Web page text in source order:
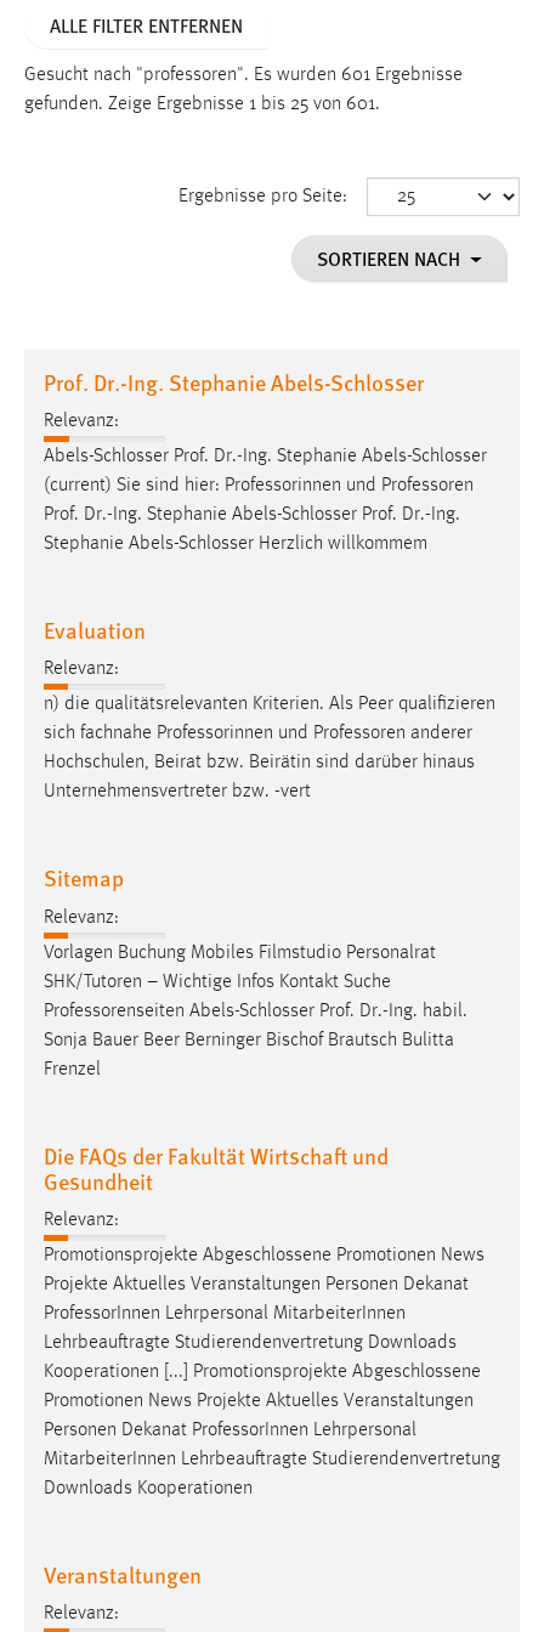
ALLE FILTER ENTFERNEN
Gesucht nach "professoren". Es wurden 601 Ergebnisse
gefunden. Zeige Ergebnisse 1 bis 25 von 601.
Ergebnisse pro Seite:
SORTIEREN NACH
Prof. Dr.-Ing. Stephanie Abels-Schlosser
Relevanz:
Abels-Schlosser Prof. Dr.-Ing. Stephanie Abels-Schlosser
(current) Sie sind hier: Professorinnen und Professoren
Prof. Dr.-Ing. Stephanie Abels-Schlosser Prof. Dr.-Ing.
Stephanie Abels-Schlosser Herzlich willkommem
Evaluation
Relevanz:
n) die qualitätsrelevanten Kriterien. Als Peer qualifizieren
sich fachnahe Professorinnen und Professoren anderer
Hochschulen, Beirat bzw. Beirätin sind darüber hinaus
Unternehmensvertreter bzw. -vert
Sitemap
Relevanz:
Vorlagen Buchung Mobiles Filmstudio Personalrat
SHK/Tutoren – Wichtige Infos Kontakt Suche
Professorenseiten Abels-Schlosser Prof. Dr.-Ing. habil.
Sonja Bauer Beer Berninger Bischof Brautsch Bulitta
Frenzel
Die FAQs der Fakultät Wirtschaft und
Gesundheit
Relevanz:
Promotionsprojekte Abgeschlossene Promotionen News
Projekte Aktuelles Veranstaltungen Personen Dekanat
Professor Innen Lehrpersonal MitarbeiterInnen
Lehrbeauftragte Studierendenvertretung Downloads
Kooperationen [...] Promotionsprojekte Abgeschlossene
Promotionen News Projekte Aktuelles Veranstaltungen
Personen Dekanat Professor Innen Lehrpersonal
MitarbeiterInnen Lehrbeauftragte Studierendenvertretung
Downloads Kooperationen
Veranstaltungen
Relevanz:
Name:
Dieser Cookie speichert die ausgewählten Einverständnis-
Performance
Name:
staticfilecache
Zweck:
Für performante Seitenauslieferung wird in diesem Cookie
gespeichert, ob man eingeloggt ist.
Name:
site-language-preference
Zweck:
Das Cookie speichert die gewählte Sprache der Website.
Cookie Laufzeit:
Chat
Name:
MibewSessionID, MIBEW_UserID, mibew_locale, mibew-
chat-frame-style-5e9dbeb1811c0446
Zweck:
Wird benötigt um die Chatfunktion nutzen zu können.
5e9dbeb1811c0446 = Sitzungslaufzeit, mibew_locale = 3
Jahre, MIBEW_UserID = 1 Jahr
Login
Name:
fe_user, be_user, be_lastLoginProvider
Dieser Cookie ist notwendig um sich an der Website
einloggen zu können.
Cookie Laufzeit:
STATISTIK